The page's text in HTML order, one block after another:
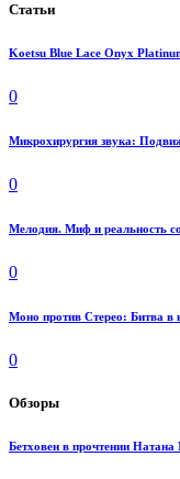
Статьи
Koetsu Blue Lace Onyx
0
Микрохирургия звука:
0
Мелодия. Миф и реальность
0
Моно против Стерео: Битва в
0
Обзоры
Бетховен в прочтении